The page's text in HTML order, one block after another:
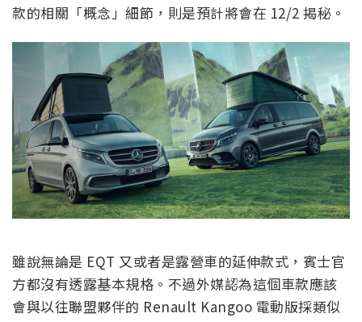
款的相關「概念」細節，則是預計將會在 12/2 揭秘。
雖說無論是 EQT 又或者是露營車的延伸款式，賓士官
方都沒有透露基本規格。不過外媒認為這個車款應該
會與以往聯盟夥伴的 Renault Kangoo 電動版採類似